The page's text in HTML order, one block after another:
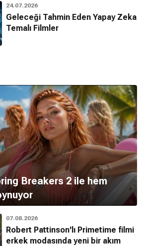
24.07.2026
Geleceği Tahmin Eden Yapay Zeka
Temalı Filmler
Breakers 2 ile hem
07.08.2026
Robert Pattinson'lı Primetime filmi
erkek modasında yeni bir akım